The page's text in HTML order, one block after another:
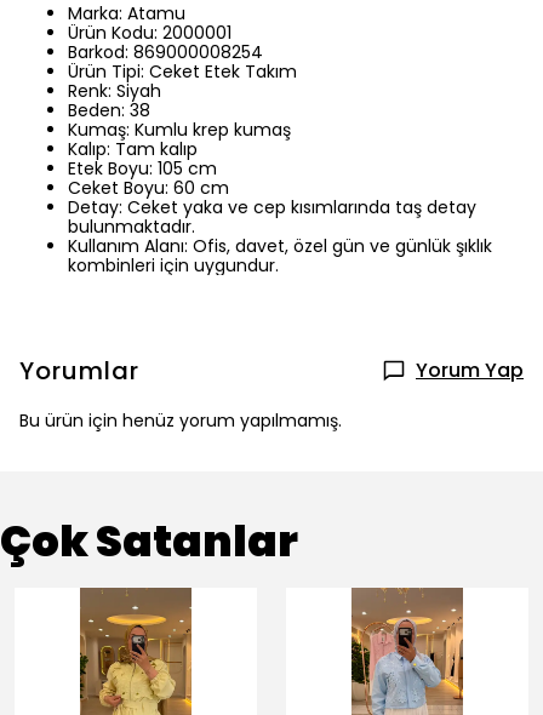
Marka: Atamu
Ürün Kodu: 2000001
Barkod: 869000008254
Ürün Tipi: Ceket Etek Takım
Renk: Siyah
Beden: 38
Kumaş: Kumlu krep kumaş
Kalıp: Tam kalıp
Etek Boyu: 105 cm
Ceket Boyu: 60 cm
Detay: Ceket yaka ve cep kısımlarında taş detay
bulunmaktadır.
Kullanım Alanı: Ofis, davet, özel gün ve günlük şıklık
kombinleri için uygundur.
Yorumlar Yorum Yap
Bu ürün için henüz yorum yapılmamış.
Çok Satanlar